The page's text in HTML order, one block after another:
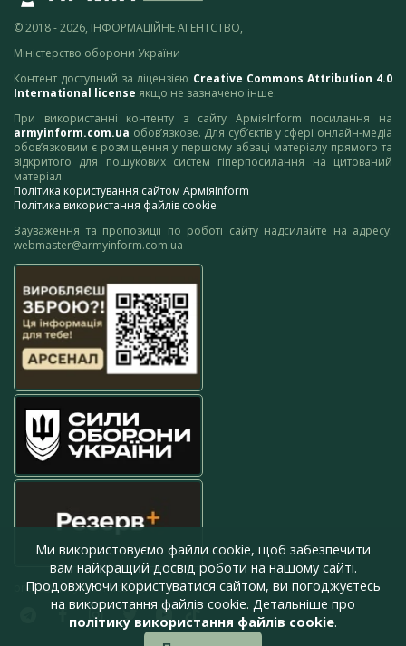
© 2018 - 2026, ІНФОРМАЦІЙНЕ АГЕНТСТВО,
Міністерство оборони України
Контент доступний за ліцензією Creative Commons Attribution 4.0
International license якщо не зазначено інше.
При використанні контенту з сайту АрміяInform посилання на
armyinform.com.ua обов’язкове. Для суб’єктів у сфері онлайн-медіа
обов’язковим є розміщення у першому абзаці матеріалу прямого та
відкритого для пошукових систем гіперпосилання на цитований
матеріал.
Політика користування сайтом АрміяInform
Політика використання файлів cookie
Зауваження та пропозиції по роботі сайту надсилайте на адресу:
webmaster@armyinform.com.ua
press@armyinform.com.ua
Ми використовуємо файли cookie, щоб забезпечити
вам найкращий досвід роботи на нашому сайті.
Продовжуючи користуватися сайтом, ви погоджуєтесь
на використання файлів cookie. Детальніше про
політику використання файлів cookie.